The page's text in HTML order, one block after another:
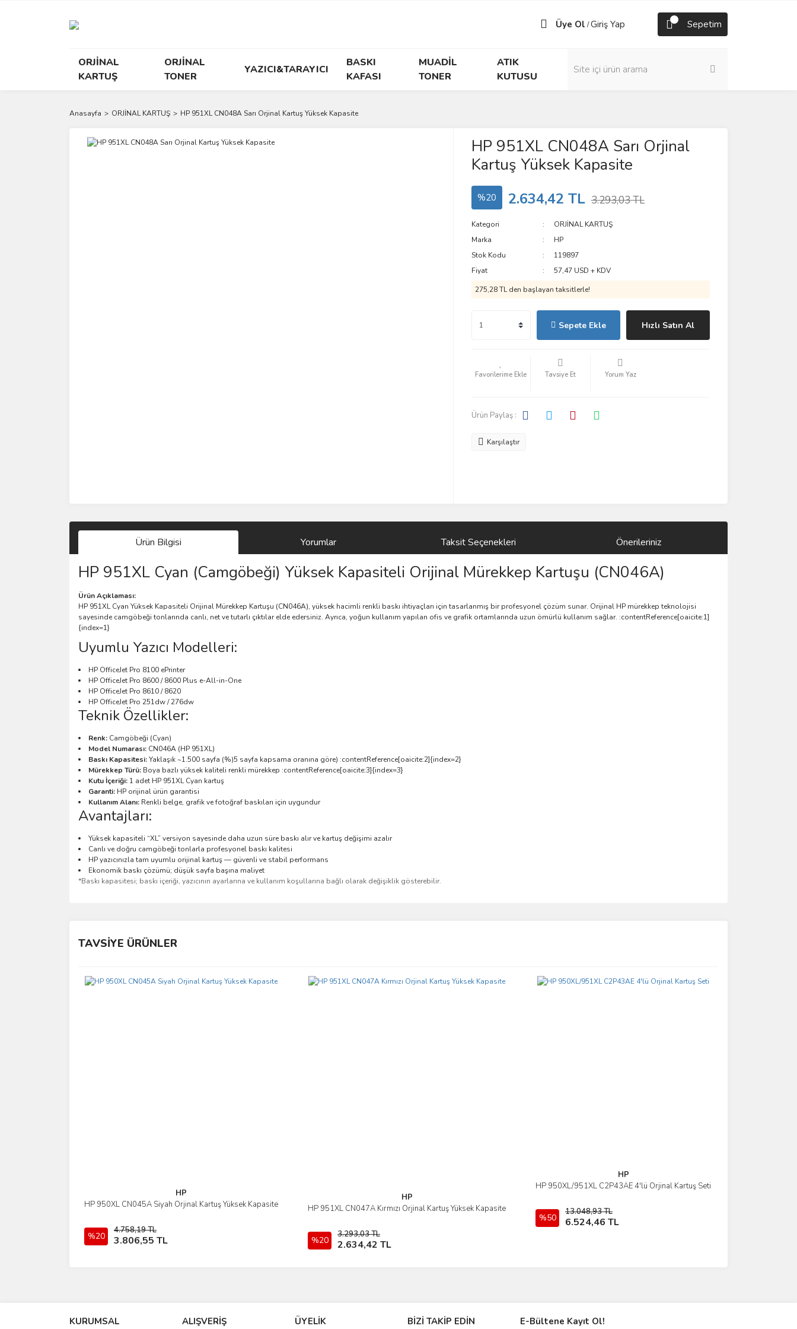
Üye Ol /Giriş Yap Sepetim
ORJİNAL
KARTUŞ
ORJİNAL
TONER
YAZICI&TARAYICI
BASKI
KAFASI
MUADİL
TONER
ATIK
KUTUSU
Anasayfa ORJİNAL KARTUŞ HP 951XL CN048A Sarı Orjinal Kartuş Yüksek Kapasite
HP 951XL CN048A Sarı Orjinal
Kartuş Yüksek Kapasite
%20 2.634,42 TL 3.293,03 TL
Kategori
ORJİNAL KARTUŞ
Marka
HP
Stok Kodu
119897
Fiyat
57,47 USD + KDV
275,28 TL den başlayan taksitlerle!
Sepete Ekle Hızlı Satın Al
Tavsiye Et Yorum Yaz
Ürün Paylaş :
Karşılaştır
Ürün Bilgisi Yorumlar Taksit Seçenekleri Önerileriniz
HP 951XL Cyan (Camgöbeği) Yüksek Kapasiteli Orijinal Mürekkep Kartuşu (CN046A)
Ürün Açıklaması:
HP 951XL Cyan Yüksek Kapasiteli Orijinal Mürekkep Kartuşu (CN046A), yüksek hacimli renkli baskı ihtiyaçları için tasarlanmış bir profesyonel çözüm sunar. Orijinal HP mürekkep teknolojisi
sayesinde camgöbeği tonlarında canlı, net ve tutarlı çıktılar elde edersiniz. Ayrıca, yoğun kullanım yapılan ofis ve grafik ortamlarında uzun ömürlü kullanım sağlar. :contentReference[oaicite:1]
{index=1}
Uyumlu Yazıcı Modelleri:
HP OfficeJet Pro 8100 ePrinter
HP OfficeJet Pro 8600 / 8600 Plus e-All-in-One
HP OfficeJet Pro 8610 / 8620
HP OfficeJet Pro 251dw / 276dw
Teknik Özellikler:
Renk: Camgöbeği (Cyan)
Model Numarası: CN046A (HP 951XL)
Baskı Kapasitesi:Yaklaşık ~1.500 sayfa (%)5 sayfa kapsama oranına göre) :contentReference[oaicite:2]{index=2}
Mürekkep Türü: Boya bazlı yüksek kaliteli renkli mürekkep :contentReference[oaicite:3]{index=3}
Kutu İçeriği: 1 adet HP 951XL Cyan kartuş
Garanti: HP orijinal ürün garantisi
Kullanım Alanı: Renkli belge, grafik ve fotoğraf baskıları için uygundur
Avantajları:
Yüksek kapasiteli “XL” versiyon sayesinde daha uzun süre baskı alır ve kartuş değişimi azalır
Canlı ve doğru camgöbeği tonlarla profesyonel baskı kalitesi
HP yazıcınızla tam uyumlu orijinal kartuş — güvenli ve stabil performans
Ekonomik baskı çözümü; düşük sayfa başına maliyet
*Baskı kapasitesi; baskı içeriği, yazıcının ayarlarına ve kullanım koşullarına bağlı olarak değişiklik gösterebilir.
TAVSİYE ÜRÜNLER
HP
HP 950XL CN045A Siyah Orjinal Kartuş Yüksek Kapasite
%20
4.758,19 TL
3.806,55 TL
İncele
HP
HP 951XL CN047A Kırmızı Orjinal Kartuş Yüksek Kapasite
%20
3.293,03 TL
2.634,42 TL
İncele
HP
HP 950XL/951XL C2P43AE 4'lü Orjinal Kartuş Seti
%50
13.048,93 TL
6.524,46 TL
İncele
Sepete Ekle
KURUMSAL ALIŞVERİŞ ÜYELİK BİZİ TAKİP EDİN E-Bültene Kayıt Ol!